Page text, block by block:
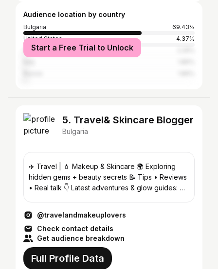
Audience location by country
Bulgaria
69.43%
United States
4.37%
Germany
Start a Free Trial to Unlock
5. Travel& Skincare Blogger
Bulgaria
✈️ Travel | 💄 Makeup & Skincare 🌍 Exploring
hidden gems + beauty secrets 📝 Tips • Reviews
• Real talk 👇 Latest adventures & glow guides: 📍
@travelandmakeuplovers
Check contact details
Get audience breakdown
Full Profile Data